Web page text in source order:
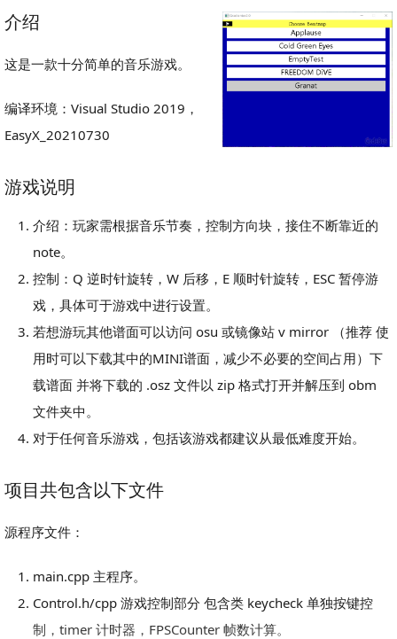
介绍
这是一款十分简单的音乐游戏。
编译环境：Visual Studio 2019，
EasyX_20210730
游戏说明
介绍：玩家需根据音乐节奏，控制方向块，接住不断靠近的
note。
控制：Q 逆时针旋转，W 后移，E 顺时针旋转，ESC 暂停游
戏，具体可于游戏中进行设置。
若想游玩其他谱面可以访问 osu 或镜像站 v mirror （推荐 使
用时可以下载其中的MINI谱面，减少不必要的空间占用）下
载谱面 并将下载的 .osz 文件以 zip 格式打开并解压到 obm
文件夹中。
对于任何音乐游戏，包括该游戏都建议从最低难度开始。
项目共包含以下文件
源程序文件：
main.cpp 主程序。
Control.h/cpp 游戏控制部分 包含类 keycheck 单独按键控
制，timer 计时器，FPSCounter 帧数计算。